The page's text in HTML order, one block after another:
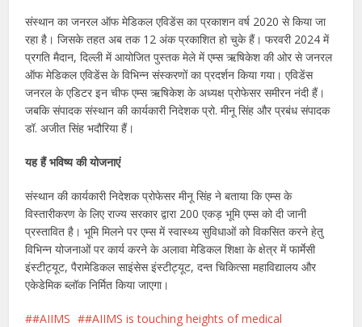
संस्थान का जनरल ऑफ मेडिकल एविडेंस का प्रकाशन वर्ष 2020 से किया जा
रहा है। जिसके तहत अब तक 12 अंक प्रकाशित हो चुके हैं। फरवरी 2024 में
प्रगति मैदान, दिल्ली में आयोजित पुस्तक मेले में एम्स ऋषिकेश की ओर से जनरल
ऑफ मेडिकल एविडेंस के विभिन्न संस्करणों का प्रदर्शन किया गया। एविडेंस
जनरल के एडिटर इन चीफ एम्स ऋषिकेश के अध्यक्ष प्रोफेसर समीरन नंदी हैं।
जबकि संपादक संस्थान की कार्यकारी निदेशक प्रो. मीनू सिंह और प्रबंध संपादक
डॉ. अजीत सिंह भदौरिया हैं।
यह हैं भविष्य की योजनाएं
संस्थान की कार्यकारी निदेशक प्रोफेसर मीनू सिंह ने बताया कि एम्स के
विस्तारीकरण के लिए राज्य सरकार द्वारा 200 एकड़ भूमि एम्स को दी जानी
प्रस्तावित है। भूमि मिलने पर एम्स में स्वास्थ्य सुविधाओं को विकसित करने हेतु
विभिन्न योजनाओं पर कार्य करने के अलावा मेडिकल शिक्षा के क्षेत्र में फार्मेसी
इंस्टीट्यूट, पैरामेडिकल साइंसेस इंस्टीट्यूट, दन्त चिकित्सा महाविद्यालय और
एकेडेमिक ब्लॉक निर्मित किया जाएगा।
#AIIMS
#AIIMS is touching heights of medical